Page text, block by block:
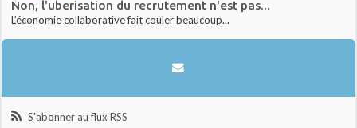
Non, l'uberisation du recrutement n'est pas...
L’économie collaborative fait couler beaucoup...
S'abonner au flux RSS